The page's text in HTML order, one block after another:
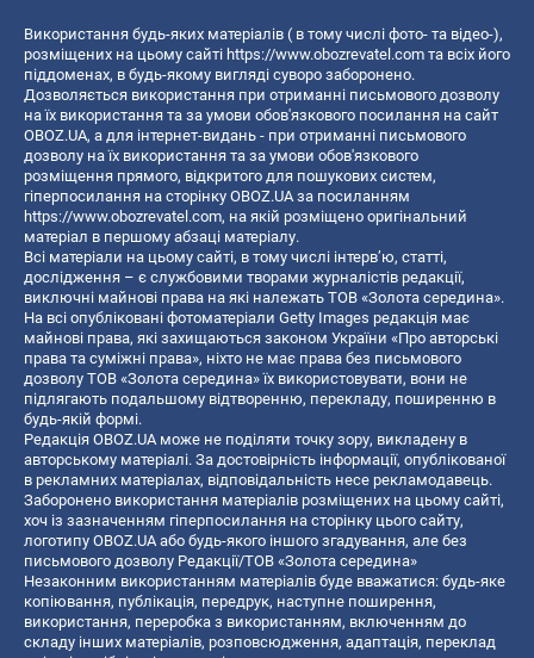
Використання будь-яких матеріалів ( в тому числі фото- та відео-),
розміщених на цьому сайті https://www.obozrevatel.com та всіх його
піддоменах, в будь-якому вигляді суворо заборонено.
Дозволяється використання при отриманні письмового дозволу
на їх використання та за умови обов'язкового посилання на сайт
OBOZ.UA, а для інтернет-видань - при отриманні письмового
дозволу на їх використання та за умови обов'язкового
розміщення прямого, відкритого для пошукових систем,
гіперпосилання на сторінку OBOZ.UA за посиланням
https://www.obozrevatel.com, на якій розміщено оригінальний
матеріал в першому абзаці матеріалу.
Всі матеріали на цьому сайті, в тому числі інтерв’ю, статті,
дослідження – є службовими творами журналістів редакції,
виключні майнові права на які належать ТОВ «Золота середина».
На всі опубліковані фотоматеріали Getty Images редакція має
майнові права, які захищаються законом України «Про авторські
права та суміжні права», ніхто не має права без письмового
дозволу ТОВ «Золота середина» їх використовувати, вони не
підлягають подальшому відтворенню, перекладу, поширенню в
будь-якій формі.
Редакція OBOZ.UA може не поділяти точку зору, викладену в
авторському матеріалі. За достовірність інформації, опублікованої
в рекламних матеріалах, відповідальність несе рекламодавець.
Заборонено використання матеріалів розміщених на цьому сайті,
хоч із зазначенням гіперпосилання на сторінку цього сайту,
логотипу OBOZ.UA або будь-якого іншого згадування, але без
письмового дозволу Редакції/ТОВ «Золота середина»
Незаконним використанням матеріалів буде вважатися: будь-яке
копiювання, публiкацiя, передрук, наступне поширення,
використання, переробка з використанням, включенням до
складу інших матеріалів, розповсюдження, адаптація, переклад